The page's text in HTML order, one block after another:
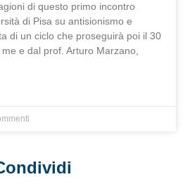
di questo primo incontro
di Pisa su antisionismo e
di un ciclo che proseguirà poi il 30
e dal prof. Arturo Marzano,